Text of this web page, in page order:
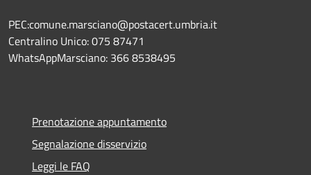
PEC:comune.marsciano@postacert.umbria.it
Centralino Unico: 075 87471
WhatsAppMarsciano: 366 8538495
Prenotazione appuntamento
Segnalazione disservizio
Leggi le FAQ